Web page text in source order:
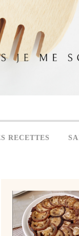
RECETTES